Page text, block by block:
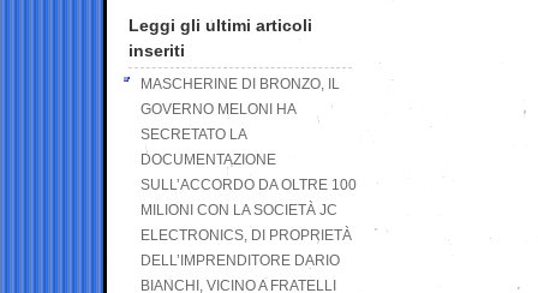
Leggi gli ultimi articoli
inseriti
MASCHERINE DI BRONZO, IL
GOVERNO MELONI HA
SECRETATO LA
DOCUMENTAZIONE
SULL’ACCORDO DA OLTRE 100
MILIONI CON LA SOCIETÀ JC
ELECTRONICS, DI PROPRIETÀ
DELL’IMPRENDITORE DARIO
BIANCHI, VICINO A FRATELLI